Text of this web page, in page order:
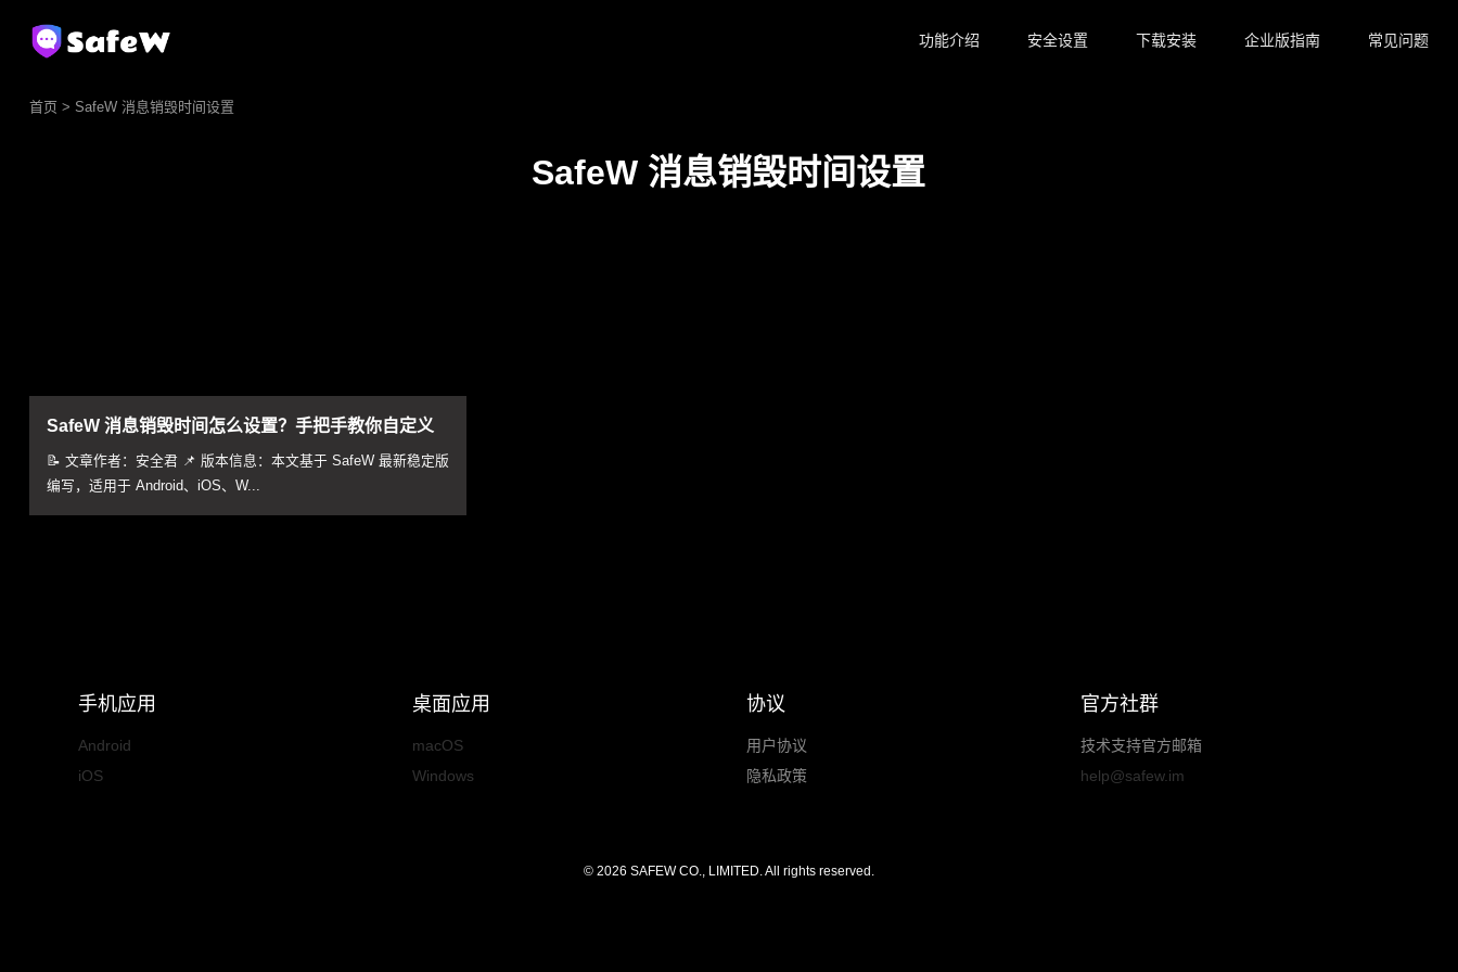
功能介绍 安全设置 下载安装 企业版指南 常见问题
首页 > SafeW 消息销毁时间设置
SafeW 消息销毁时间设置
SafeW 消息销毁时间怎么设置？手把手教你自定义
“阅后即焚”周期
📝 文章作者：安全君 📌 版本信息：本文基于 SafeW 最新稳定版
编写，适用于 Android、iOS、W...
手机应用
Android
iOS
桌面应用
macOS
Windows
协议
用户协议
隐私政策
官方社群
技术支持官方邮箱
help@safew.im
© 2026 SAFEW CO., LIMITED. All rights reserved.